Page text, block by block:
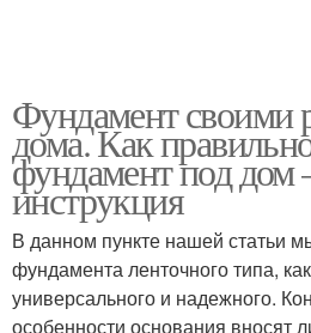
Фундамент своими
дома. Как
фундамент под дом
инструкция
В данном пункте нашей статьи
фундамента ленточного типа,
универсального и надежного.
особенности основания вносят